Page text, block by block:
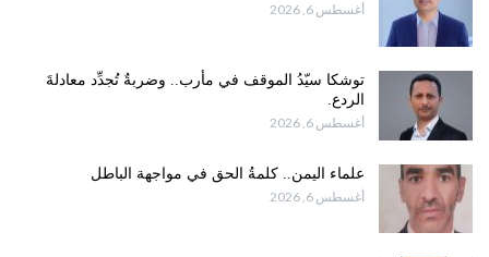
أغسطس 6, 2026
توشكا سيّدُ الموقف في مأرب.. وضربةٌ تُجدِّد معادلةَ
الردع.
أغسطس 6, 2026
علماء اليمن.. كلمةُ الحق في مواجهة الباطل
أغسطس 6, 2026